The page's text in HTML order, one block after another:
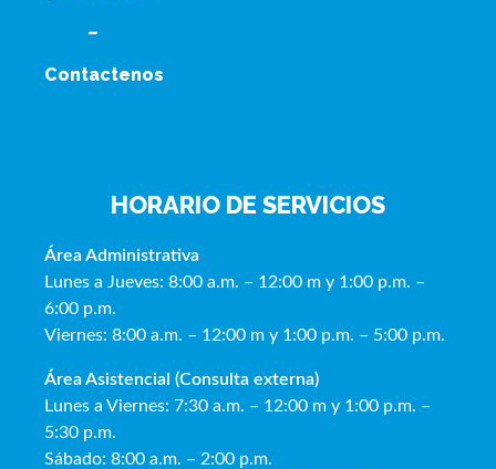
–
Contactenos
HORARIO DE SERVICIOS
Área Administrativa
Lunes a Jueves: 8:00 a.m. – 12:00 m y 1:00 p.m. –
6:00 p.m.
Viernes: 8:00 a.m. – 12:00 m y 1:00 p.m. – 5:00 p.m.
Área Asistencial (Consulta externa)
Lunes a Viernes: 7:30 a.m. – 12:00 m y 1:00 p.m. –
5:30 p.m.
Sábado: 8:00 a.m. – 2:00 p.m.